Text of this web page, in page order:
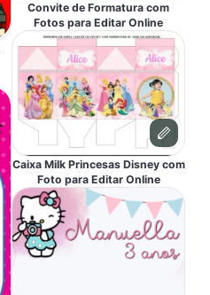
Convite de Formatura com
Fotos para Editar Online
Caixa Milk Princesas Disney com
Foto para Editar Online